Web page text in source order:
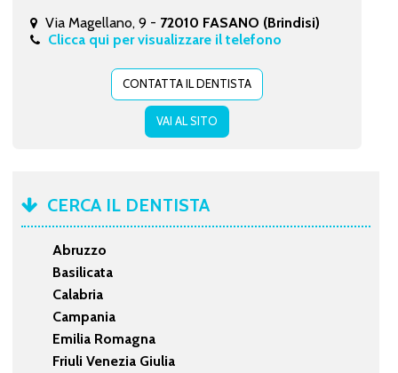
Via Magellano, 9 - 72010 FASANO (Brindisi)
Clicca qui per visualizzare il telefono
CONTATTA IL DENTISTA
VAI AL SITO
CERCA IL DENTISTA
Abruzzo
Basilicata
Calabria
Campania
Emilia Romagna
Friuli Venezia Giulia